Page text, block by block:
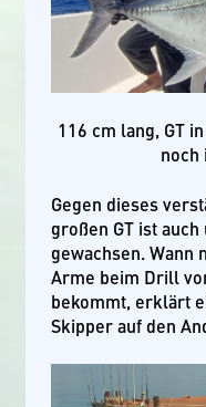
116 cm lang, GT
noch
Gegen dieses
großen GT ist
gewachsen. Wann
Arme beim Drill
bekommt, erklärt
Skipper auf den